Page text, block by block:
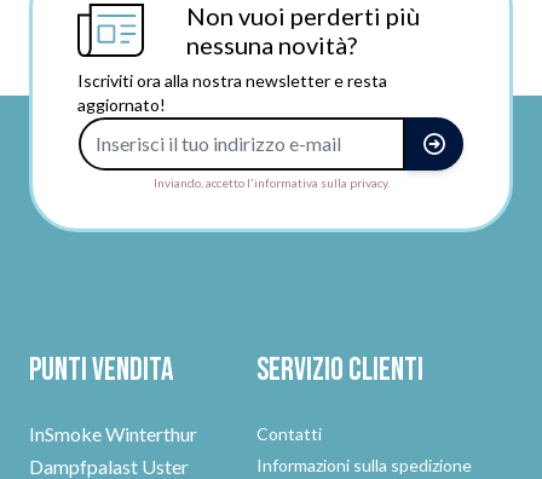
Non vuoi perderti più
nessuna novità?
Iscriviti ora alla nostra newsletter e resta
aggiornato!
Inviando, accetto l'informativa sulla privacy.
Punti vendita
InSmoke Winterthur
Dampfpalast Uster
Servizio clienti
Contatti
Informazioni sulla spedizione